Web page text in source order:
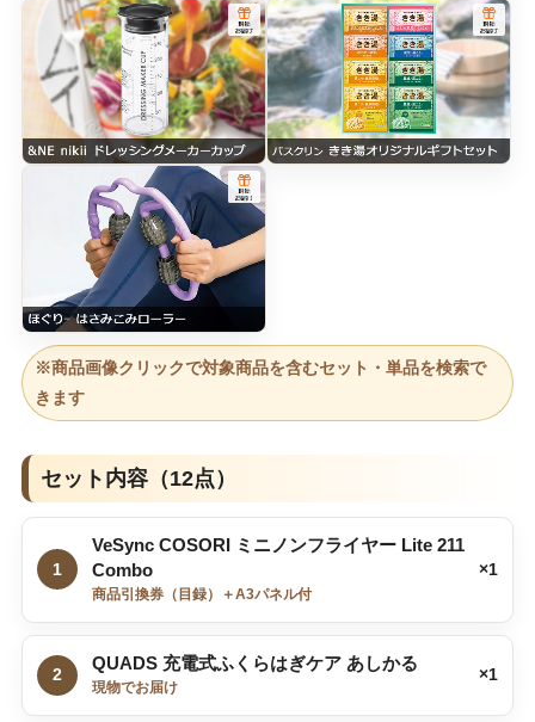
※商品画像クリックで対象商品を含むセット・単品を検索で
きます
セット内容（12点）
1
VeSync COSORI ミニノンフライヤー Lite 211
Combo
商品引換券（目録）＋A3パネル付
×1
2
QUADS 充電式ふくらはぎケア あしかる
現物でお届け
×1